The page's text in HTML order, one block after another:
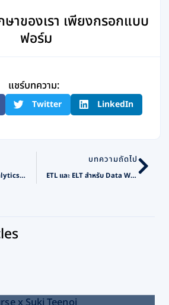
าของเรา เพียงกรอกแบบ
ฟอร์ม
แชร์บทความ:
Twitter LinkedIn
Azure Synapse Analytics เพิ่มประสิทธิภาพข้อมูลบนระบบ Cloud
บทความถัดไป
ETL และ ELT สำหรับ Data Warehouse มีความสำคัญอย่างไร